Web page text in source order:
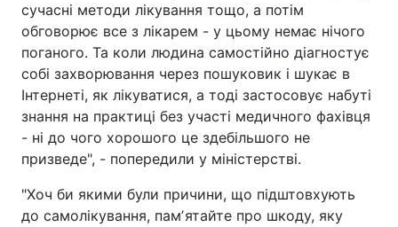
сучасні методи лікування тощо, а потім
обговорює все з лікарем - у цьому немає нічого
поганого. Та коли людина самостійно діагностує
собі захворювання через пошуковик і шукає в
Інтернеті, як лікуватися, а тоді застосовує набуті
знання на практиці без участі медичного фахівця
- ні до чого хорошого це здебільшого не
призведе", - попередили у міністерстві.
"Хоч би якими були причини, що підштовхують
до самолікування, памʼятайте про шкоду, яку